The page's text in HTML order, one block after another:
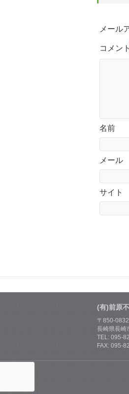
メール
コメント
名前
メール
サイト
(有)前原
〒850-0832
長崎県長崎
TEL: 095-
FAX: 095-